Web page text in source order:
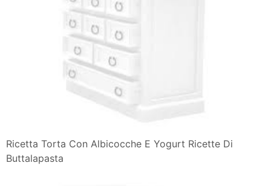
Ricetta Torta Con Albicocche E Yogurt Ricette Di
Buttalapasta